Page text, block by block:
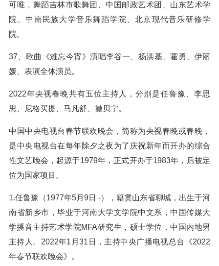
可唯，舞蹈吉林市歌舞团、中国邮政艺术团、山东艺术学
院、中南民族大学音乐舞蹈学院、北京现代音乐研修学
院。
37、歌曲《难忘今宵》演唱李谷一、杨洪基、霍勇、伊丽
媛、表演全体演员。
2022年央视春晚共有五位主持人，分别是任鲁豫、李思
思、尼格买提、马凡舒、撒贝宁。
中国中央电视台春节联欢晚会，简称为央视春晚或春晚，
是中央电视台在每年除夕之夜为了庆祝新年而开办的综合
性文艺晚会，起源于1979年，正式开办于1983年，后被定
位为国家项目。
1.任鲁豫（1977年5月9日 -），籍贯山东省聊城，出生于河
南省新乡市，毕业于河南大学文学院中文系，中国传媒大
学播音主持艺术学院MFA研究生，硕士学位，中国内地男
主持人。2022年1月31日，主持中央广播电视总台《2022
年春节联欢晚会》。